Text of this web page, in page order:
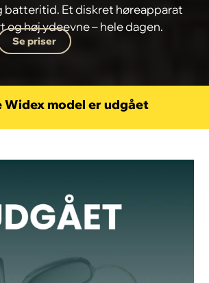
batteritid. Et diskret høreapparat
og høj ydeevne – hele dagen.
Se priser
Widex model er udgået